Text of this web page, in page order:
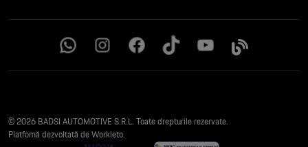
© 2026 BADSI AUTOMOTIVE S.R.L. Toate drepturile rezervate.
Platfomă dezvoltată de Workleto.